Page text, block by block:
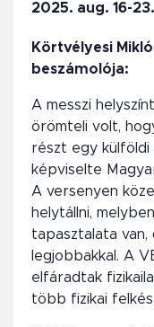
2025. aug. 16-
Körtvélyesi
beszámolója:
A messzi
örömteli volt,
részt egy külföldi
képviselte
A versenyen
helytállni,
tapasztalata
legjobbakkal. A
elfáradtak
több fizikai